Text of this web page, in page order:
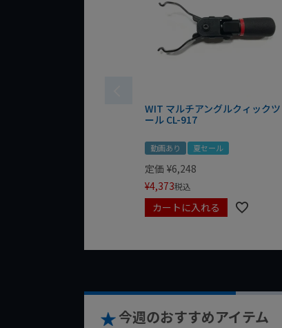
WIT マルチアングルクィックツ
ール CL-917
動画あり 夏セール
定価 ¥6,248
¥4,373税込
カートに入れる
今週のおすすめアイテム